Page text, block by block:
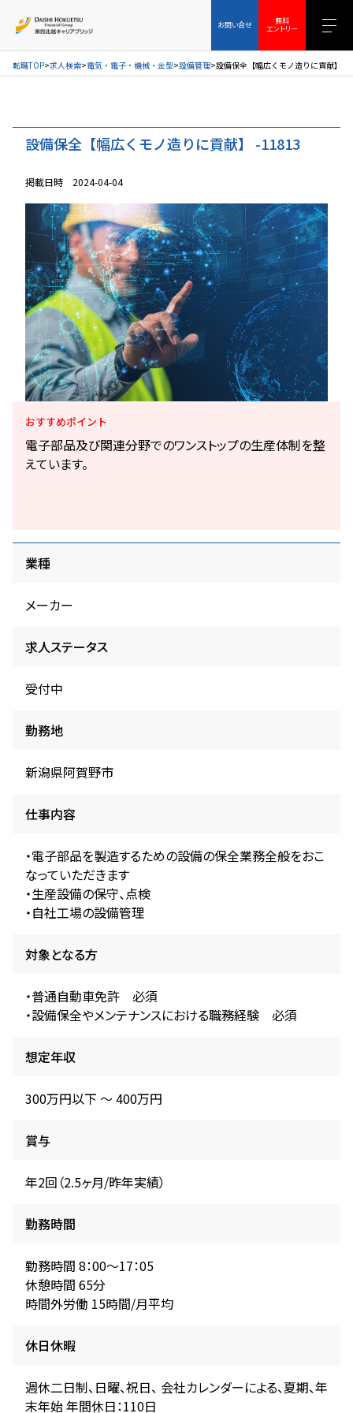
お問い合せ 無料
エントリー
お問い合せ 無料エントリー
転職TOP 求人検索 電気・電子・機械・金型 設備管理 設備保全【幅広くモノ造りに貢献】-
設備保全【幅広くモノ造りに貢献】 -11813
掲載日時 2024-04-04
おすすめポイント
電子部品及び関連分野でのワンストップの生産体制を整
えています。
業種
メーカー
求人ステータス
受付中
勤務地
新潟県阿賀野市
仕事内容
・電子部品を製造するための設備の保全業務全般をおこ
なっていただきます
・生産設備の保守、点検
・自社工場の設備管理
対象となる方
・普通自動車免許 必須
・設備保全やメンテナンスにおける職務経験 必須
想定年収
300万円以下 〜 400万円
賞与
年2回（2.5ヶ月/昨年実績）
勤務時間
勤務時間 8：00～17：05
休憩時間 65分
時間外労働 15時間/月平均
休日休暇
週休二日制、日曜、祝日、 会社カレンダーによる、夏期、年
末年始 年間休日：110日